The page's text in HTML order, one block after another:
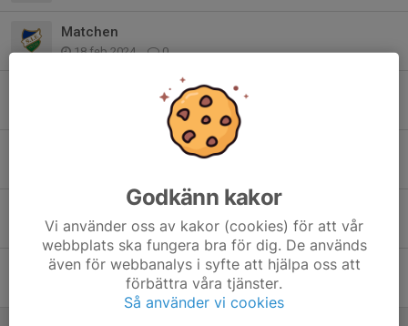
Matchen
18 feb 2024 0
Uppstart inför 2024- TRÄNING 6 å 13 December
0
LM i futsal på lördag
En sammanfattande text om säsongen 2023
20 nov 2023 0
Rock'n Roll på IP när LSW slogs
11 sep 2023 0
Godkänn kakor
Vi använder oss av kakor (cookies) för att vår
webbplats ska fungera bra för dig. De används
även för webbanalys i syfte att hjälpa oss att
förbättra våra tjänster.
Så använder vi cookies